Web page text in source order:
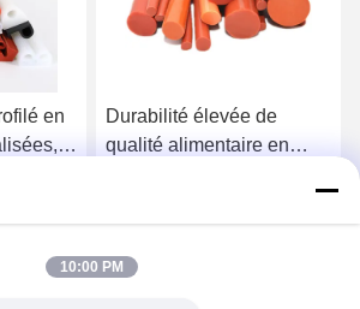
en
pour
prix
Durabilité élevée de
qualité alimentaire en
pour l'étanchéité et
l'isolation
10:00 PM